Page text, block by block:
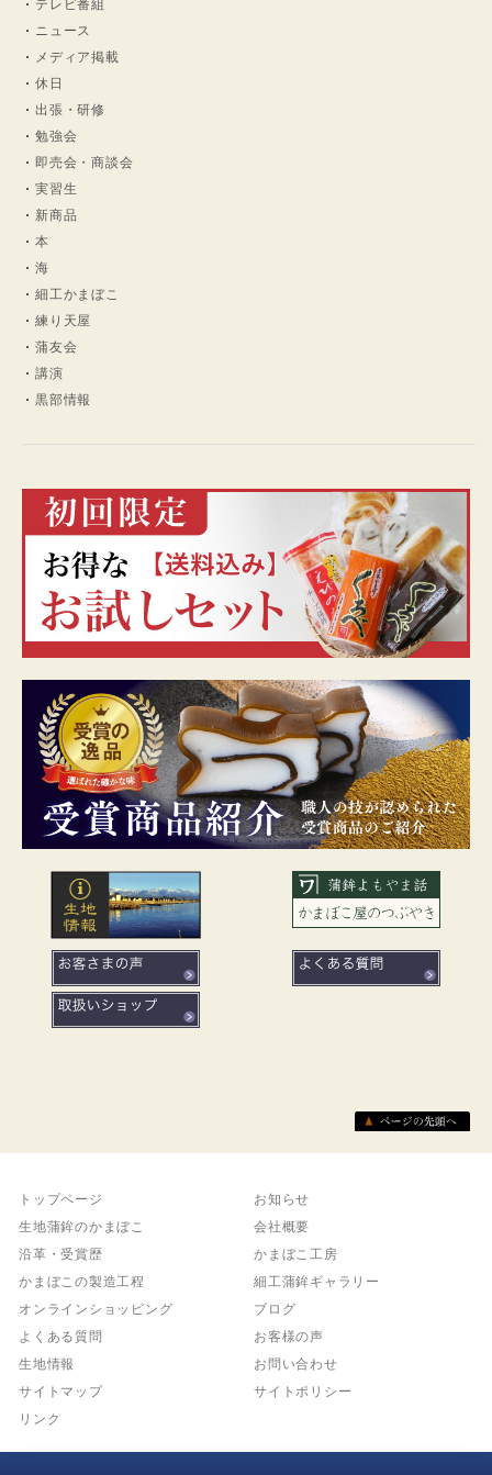
テレビ番組
ニュース
メディア掲載
休日
出張・研修
勉強会
即売会・商談会
実習生
新商品
本
海
細工かまぼこ
練り天屋
蒲友会
講演
黒部情報
トップページ
お知らせ
生地蒲鉾のかまぼこ
会社概要
沿革・受賞歴
かまぼこ工房
かまぼこの製造工程
細工蒲鉾ギャラリー
オンラインショッピング
ブログ
よくある質問
お客様の声
生地情報
お問い合わせ
サイトマップ
サイトポリシー
リンク